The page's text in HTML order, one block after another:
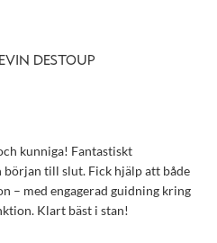
DESTOUP
kunniga! Fantastiskt
till slut. Fick hjälp att både
– med engagerad guidning kring
Klart bäst i stan!